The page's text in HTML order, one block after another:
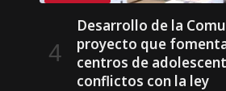
Desarrollo de la
proyecto que
centros de
conflictos con la ley